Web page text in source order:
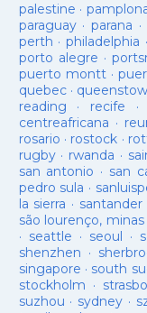
palestine ·
paraguay· parana ·
perth ·philadelphia ·
porto alegre ·
puerto montt·
quebec·
reading · recife ·
centreafricana ·
rosario · rostock ·
rugby· rwanda ·
san antonio · san
pedro sula ·
la sierra · santander
são lourenço, minas
· seattle · seoul ·
shenzhen ·
singapore · south
stockholm ·
suzhou · sydney ·